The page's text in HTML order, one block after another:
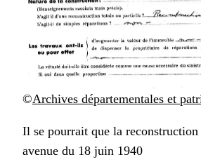
©Archives départementales et
Il se pourrait que la
avenue du 18 juin 1940